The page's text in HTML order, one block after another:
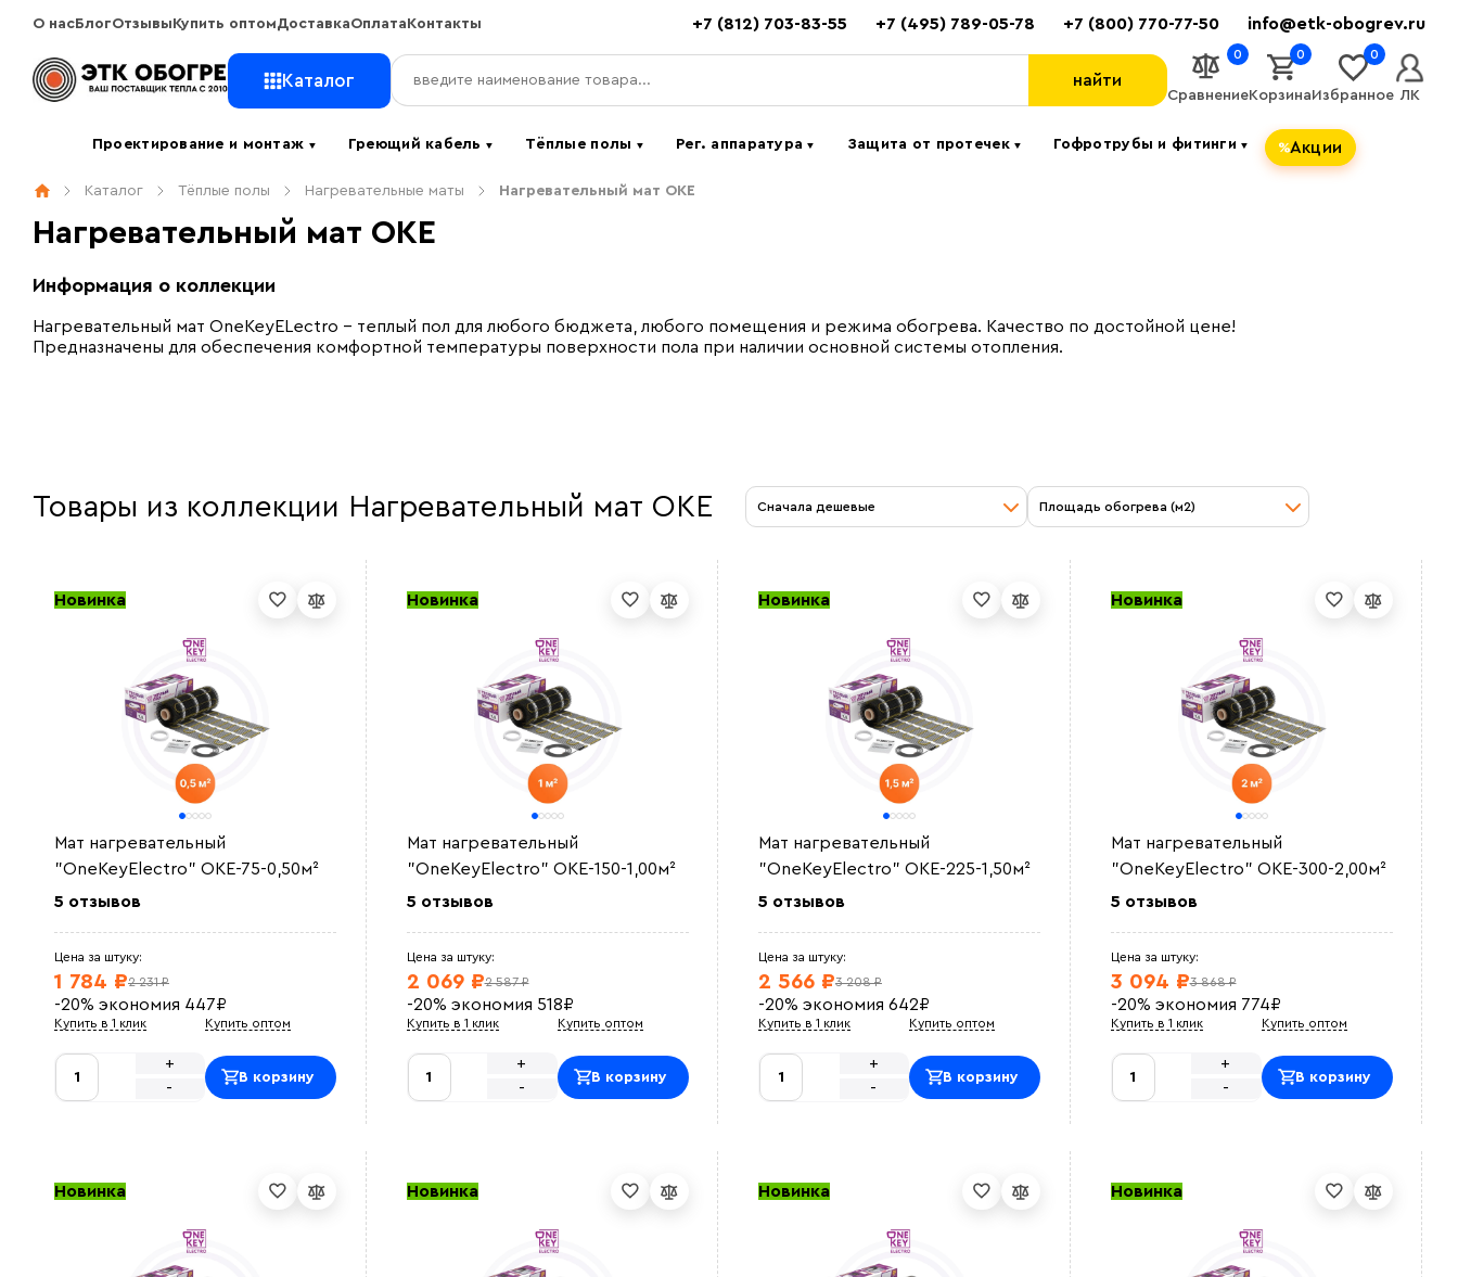
О нас БлогОтзывы Купить оптомДоставкаОплата Контакты +7 (812) 703-83-55 +7 (495) 789-05-78 +7 (800) 770-77-50 info@etk-obogrev.ru
Каталог найти
Сравнение
0
Корзина
0
Избранное
0
ЛК
Проектирование и монтаж ▼ Греющий кабель▼ Тёплые полы ▼ Рег. аппаратура▼ Защита от протечек▼ Гофротрубы и фитинги▼ Акции
Каталог Тёплые полы Нагревательные маты Нагревательный мат OKE
Нагревательный мат OKE
Информация о коллекции
Нагревательный мат OneKeyELectro – теплый пол для любого бюджета, любого помещения и режима обогрева. Качество по достойной цене!
Предназначены для обеспечения комфортной температуры поверхности пола при наличии основной системы отопления.
Товары из коллекции Нагревательный мат OKE Сначала дешевые Площадь обогрева (м2)
Новинка
Мат нагревательный
"OneKeyElectro" OKE-75-0,50м²
5 отзывов
Цена за штуку:
2 231 ₽
1 784 ₽
-20% экономия 447₽
Купить в 1 клик Купить оптом
-
+
В корзину
Новинка
Мат нагревательный
"OneKeyElectro" OKE-150-1,00м²
5 отзывов
Цена за штуку:
2 587 ₽
2 069 ₽
-20% экономия 518₽
Купить в 1 клик Купить оптом
-
+
В корзину
Новинка
Мат нагревательный
"OneKeyElectro" OKE-225-1,50м²
5 отзывов
Цена за штуку:
3 208 ₽
2 566 ₽
-20% экономия 642₽
Купить в 1 клик Купить оптом
-
+
В корзину
Новинка
Мат нагревательный
"OneKeyElectro" OKE-300-2,00м²
5 отзывов
Цена за штуку:
3 868 ₽
3 094 ₽
-20% экономия 774₽
Купить в 1 клик Купить оптом
-
+
В корзину
Новинка Новинка Новинка Новинка